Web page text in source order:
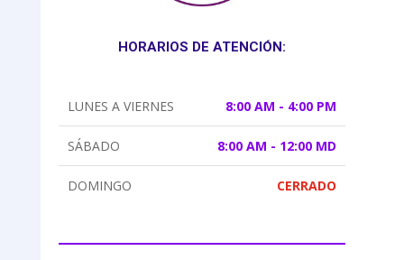
HORARIOS DE ATENCIÓN:
LUNES A VIERNES 8:00 AM - 4:00 PM
SÁBADO 8:00 AM - 12:00 MD
DOMINGO CERRADO